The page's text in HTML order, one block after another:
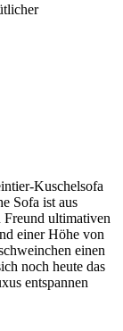
Kuschelsofa
Sofa ist aus
ultimativen
einer Höhe von
einen
noch heute das
entspannen